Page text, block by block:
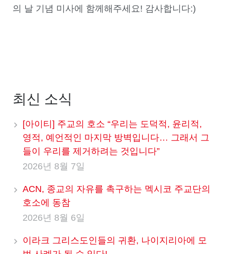
의 날 기념 미사에 함께해주세요! 감사합니다:)
최신 소식
[아이티] 주교의 호소 “우리는 도덕적, 윤리적,
영적, 예언적인 마지막 방벽입니다… 그래서 그
들이 우리를 제거하려는 것입니다”
2026년 8월 7일
ACN, 종교의 자유를 촉구하는 멕시코 주교단의
호소에 동참
2026년 8월 6일
이라크 그리스도인들의 귀환, 나이지리아에 모